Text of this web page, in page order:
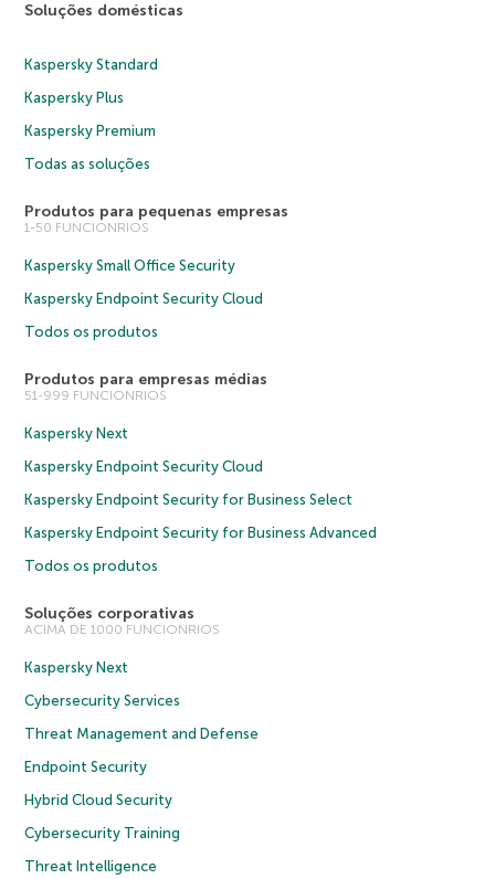
Soluções domésticas
Kaspersky Standard
Kaspersky Plus
Kaspersky Premium
Todas as soluções
Produtos para pequenas empresas
1-50 FUNCIONRIOS
Kaspersky Small Office Security
Kaspersky Endpoint Security Cloud
Todos os produtos
Produtos para empresas médias
51-999 FUNCIONRIOS
Kaspersky Next
Kaspersky Endpoint Security Cloud
Kaspersky Endpoint Security for Business Select
Kaspersky Endpoint Security for Business Advanced
Todos os produtos
Soluções corporativas
ACIMA DE 1000 FUNCIONRIOS
Kaspersky Next
Cybersecurity Services
Threat Management and Defense
Endpoint Security
Hybrid Cloud Security
Cybersecurity Training
Threat Intelligence